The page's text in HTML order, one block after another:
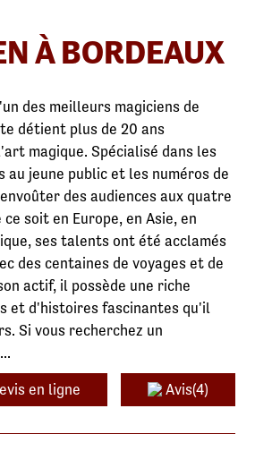
À BORDEAUX
des meilleurs magiciens de
détient plus de 20 ans
magique. Spécialisé dans les
au jeune public et les numéros de
des audiences aux quatre
soit en Europe, en Asie, en
ses talents ont été acclamés
des centaines de voyages et de
actif, il possède une riche
et d'histoires fascinantes qu'il
Si vous recherchez un
en ligne Avis(4)